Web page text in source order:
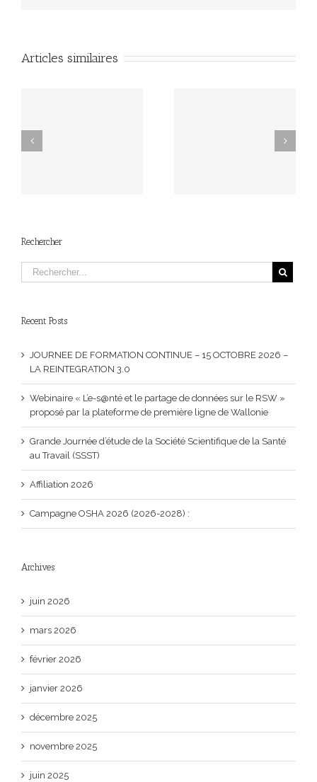
Articles similaires
Journée de formation
Rechercher
Recent Posts
JOURNEE DE FORMATION CONTINUE – 15 OCTOBRE 2026 –
LA REINTEGRATION 3.0
Webinaire « L’e-s@nté et le partage de données sur le RSW »
proposé par la plateforme de première ligne de Wallonie
Grande Journée d’étude de la Société Scientifique de la Santé
au Travail (SSST)
Affiliation 2026
Campagne OSHA 2026 (2026-2028) :
Archives
juin 2026
mars 2026
février 2026
janvier 2026
décembre 2025
novembre 2025
juin 2025